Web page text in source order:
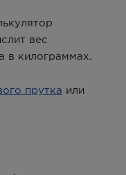
вес
в килограммах.
прутка или